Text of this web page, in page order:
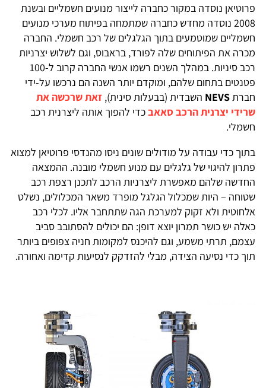
פרוטיאן נוסדה במקור כחברה לייצור מנועים חשמליים ובשנת
2008 נוסדה מחדש כחברה שמתמחה בפיתוח מערכי מנועים
חשמליים שמוטמעים בתוך הגלגלים של רכב חשמלי. החברה
מכרה את הפיתוחים שלה לפורד, בראבוס, וגם לשלוש יצרניות
רכב סיניות. במהלך השנים רשמו אנשי החברה קרוב ל-100
פטנטים בתחום שלהם, ומוקדם יותר השנה הם נרכשו על-ידי
חברתNEVS השבדית (בבעלות סינית), זאת שרכשה את
שרידי יצרנית הרכב סאאבכדי להפוך אותה ליצרנית רכב
חשמלי.
בתוך כדי עבודה על מודולים שונים ניסו מהנדסי פרוטיאן למצוא
פתרון להיגוי של גלגלים עם מנוע חשמלי מובנה. ההמצאה
החדשה שלהם מאפשרת ליצרניות הרכב לתכנן רצפת רכב
שטוחה – היות שמכלול הגלגל מופרד משאר המכלולים, נשלט
אלחוטית ולא זקוק למערכת הגה שתתחבר אליו. לכלי רכב
כאלה יש כושר תמרון יוצא דופן: הם יכולים להסתובב סביב
עצמם, תרתי משמע, וגם להיכנס למקומות חניה צפופים ביותר
תוך כדי נסיעה הצידה, מבלי להזדקק לנסיעות קדימה ואחורה.